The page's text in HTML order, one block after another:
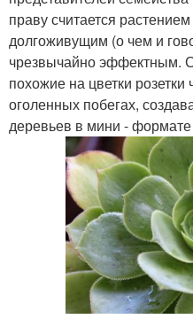
праву считается
долгоживущим (о чем и
чрезвычайно эффектным.
похожие на цветки
оголенных побегах,
деревьев в мини - формате